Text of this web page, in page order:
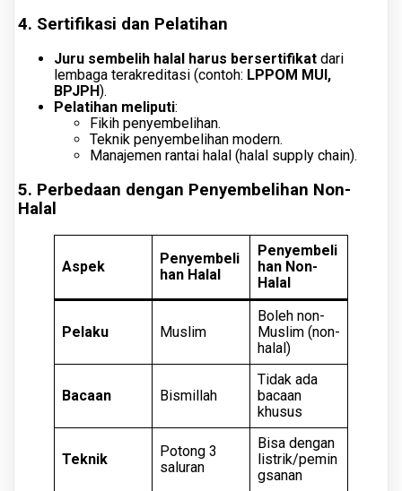
4. Sertifikasi dan Pelatihan
Juru sembelih halal harus bersertifikat dari
lembaga terakreditasi (contoh: LPPOM MUI,
BPJPH).
Pelatihan meliputi:
Fikih penyembelihan.
Teknik penyembelihan modern.
Manajemen rantai halal (halal supply chain).
5. Perbedaan dengan Penyembelihan Non-
Halal
Aspek
Penyembeli
han Halal
Penyembeli
han Non-
Halal
Pelaku Muslim
Boleh non-
Muslim (non-
halal)
Bacaan Bismillah
Tidak ada
bacaan
khusus
Teknik
Potong 3
saluran
Bisa dengan
listrik/pemin
gsanan